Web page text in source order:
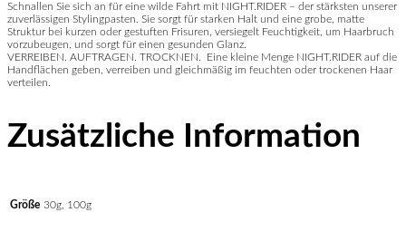
Schnallen Sie sich an für eine wilde Fahrt mit NIGHT.RIDER – der stärksten unserer
zuverlässigen Stylingpasten. Sie sorgt für starken Halt und eine grobe, matte
Struktur bei kurzen oder gestuften Frisuren, versiegelt Feuchtigkeit, um Haarbruch
vorzubeugen, und sorgt für einen gesunden Glanz.
VERREIBEN. AUFTRAGEN. TROCKNEN. Eine kleine Menge NIGHT.RIDER auf die
Handflächen geben, verreiben und gleichmäßig im feuchten oder trockenen Haar
verteilen.
Zusätzliche Information
Größe 30g, 100g